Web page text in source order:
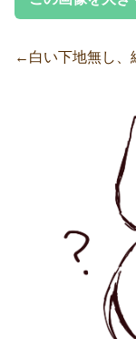
←白い下地無し、